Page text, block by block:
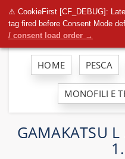
⚠ CookieFirst [CF_DEBUG]:
tag fired before Consent Mode
/ consent load order →
HOME PESCA
MONOFILI E
GAMAKATSU